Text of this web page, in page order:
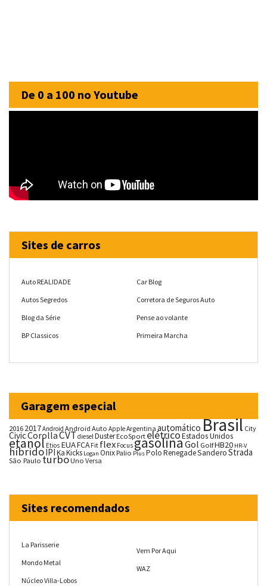
De 0 a 100 no Youtube
Sites de carros
Auto REALIDADE
Autos Segredos
Blog da Série
BP Classicos
Car Blog
Corretora de Seguros Auto
Pense ao volante
Primeira Marcha
Garagem especial
20162017Android Android Auto AppleArgentina automáticoBrasil City
CivicCorollaCVTdieselDusterEcoSportelétricoEstados Unidos
etanol Etios EUAFCA Fit flex FocusgasolinaGol GolfHB20 HR-V
híbridoIPIKaKicks Logan OnixPalio PlusPoloRenegadeSanderoStrada
São Paulo turboUno Versa
Sites recomendados
La Parisserie
Mondo Metal
Núcleo Villa-Lobos
Vem Por Aqui
WAZ